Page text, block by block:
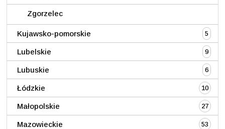
Zgorzelec
Kujawsko-pomorskie 5
Lubelskie 9
Lubuskie 6
Łódzkie 10
Małopolskie 27
Mazowieckie 53